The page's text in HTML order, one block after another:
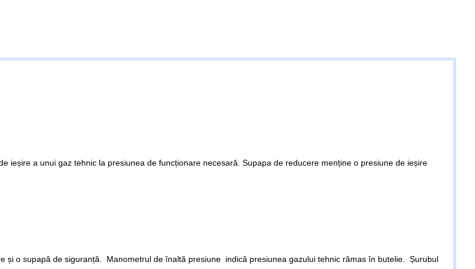
ieșire a unui gaz tehnic la presiunea de funcționare necesară. Supapa de reducere menține o presiune de ieșire
și o supapă de siguranță. Manometrul de înaltă presiune indică presiunea gazului tehnic rămas în butelie. Șurubul